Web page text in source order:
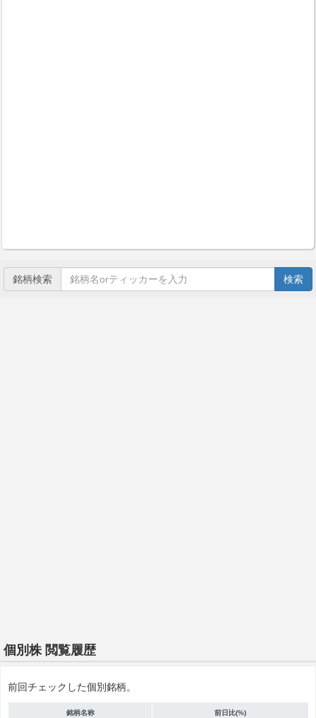
銘柄検索 検索
個別株 閲覧履歴
前回チェックした個別銘柄。
銘柄名称 前日比(%)